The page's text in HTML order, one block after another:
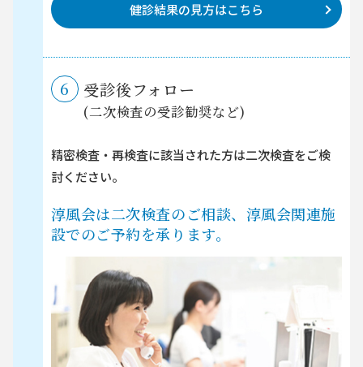
健診結果の見方はこちら
6 受診後フォロー
(二次検査の受診勧奨など)
精密検査・再検査に該当された方は二次検査をご検
討ください。
淳風会は二次検査のご相談、淳風会関連施
設でのご予約を承ります。